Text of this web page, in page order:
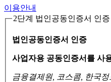
이용안내
2단계 법인공동인증서 인증
법인공동인증서 인증
사업자용 공동인증서를 사
금융결제원, 코스콤, 한국